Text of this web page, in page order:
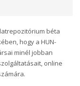
béta
hogy a HUN-
minél jobban
online